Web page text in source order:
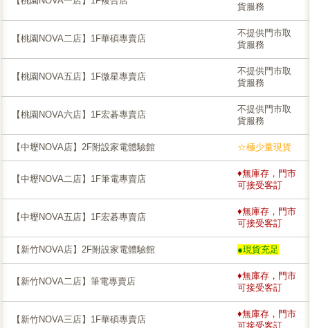
貨服務
【桃園NOVA二店】1F華碩專賣店
不提供門市取
貨服務
【桃園NOVA五店】1F微星專賣店
不提供門市取
貨服務
【桃園NOVA六店】1F宏碁專賣店
不提供門市取
貨服務
【中壢NOVA店】2F附設家電體驗館 ☆極少量現貨
【中壢NOVA二店】1F筆電專賣店
♦無庫存，門市
可接受客訂
【中壢NOVA五店】1F宏碁專賣店
♦無庫存，門市
可接受客訂
【新竹NOVA店】2F附設家電體驗館 ●現貨充足
【新竹NOVA二店】筆電專賣店
♦無庫存，門市
可接受客訂
【新竹NOVA三店】1F華碩專賣店
♦無庫存，門市
可接受客訂